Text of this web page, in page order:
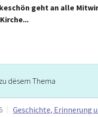
geht an alle
dësem Thema
Geschichte, Erinnerung